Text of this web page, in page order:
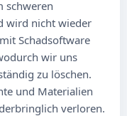
schweren
wird nicht wieder
Schadsoftware
wir uns
zu löschen.
und Materialien
verloren.